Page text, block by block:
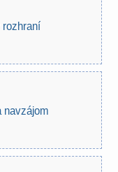
rozhraní
navzájom